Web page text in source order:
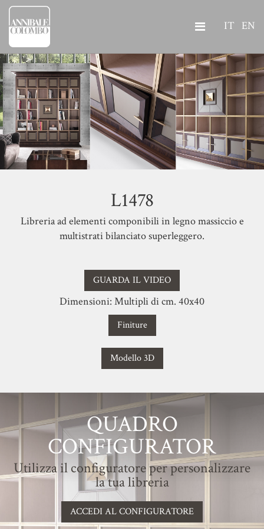
IT EN
L1478
Libreria ad elementi componibili in legno massiccio e
multistrati bilanciato superleggero.
GUARDA IL VIDEO
Dimensioni: Multipli di cm. 40x40
Finiture
Modello 3D
QUADRO
CONFIGURATOR
Utilizza il configuratore per personalizzare
la tua libreria
ACCEDI AL CONFIGURATORE